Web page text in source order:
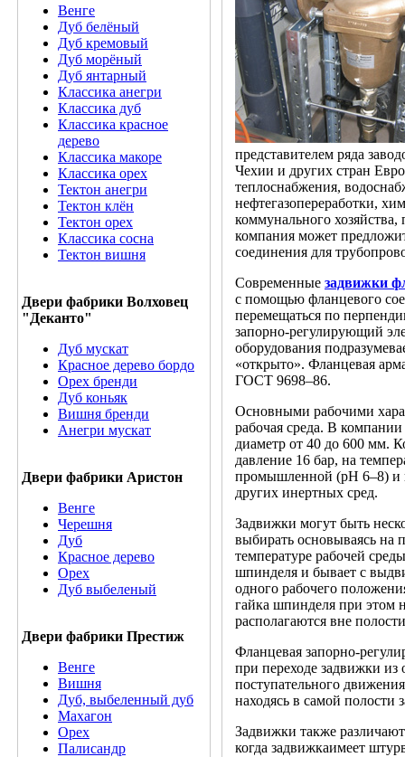
Венге
Дуб белёный
Дуб кремовый
Дуб морёный
Дуб янтарный
Классика анегри
Классика дуб
Классика красное
дерево
Классика макоре
Классика орех
Тектон анегри
Тектон клён
Тектон орех
Классика сосна
Тектон вишня
Двери фабрики Волховец
"Деканто"
Дуб мускат
Красное дерево бордо
Орех бренди
Дуб коньяк
Вишня бренди
Анегри мускат
Двери фабрики Аристон
Венге
Черешня
Дуб
Красное дерево
Орех
Дуб выбеленый
Двери фабрики Престиж
Венге
Вишня
Дуб, выбеленный дуб
Махагон
Орех
Палисандр
представителем ряда
Чехии и других стран
теплоснабжения,
нефтегазопереработки,
коммунального
компания может
соединения для
Современные задвижки
с помощью фланцевого
перемещаться по
запорно-регулирующий
оборудования
«открыто». Фланцевая
ГОСТ 9698–86.
Основными рабочими
рабочая среда. В
диаметр от 40 до 600 мм.
давление 16 бар, на
промышленной (pH 6–8) и
других инертных сред.
Задвижки могут быть
выбирать основываясь на
температуре рабочей
шпинделя и бывает с
одного рабочего
гайка шпинделя при этом
располагаются вне
Фланцевая запорно-
при переходе задвижки из
поступательного
находясь в самой полости
Задвижки также
когда задвижкаимеет